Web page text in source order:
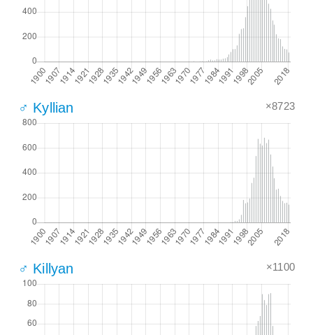
♂ Kyllian ×8723
♂ Killyan ×1100